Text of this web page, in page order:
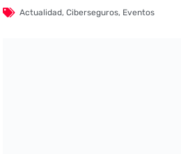
Actualidad,Ciberseguros, Eventos